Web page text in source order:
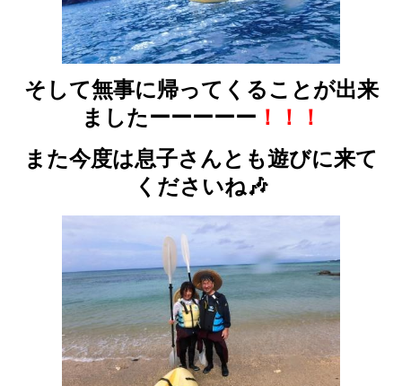
そして無事に帰ってくることが出来
ましたーーーーー ！！！
また今度は息子さんとも遊びに来て
くださいね🎶